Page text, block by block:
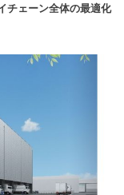
チェーン全体の最適化